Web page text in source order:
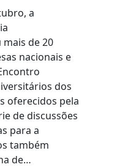
a
de 20
nacionais e
dos
oferecidos pela
de discussões
para a
também
de…